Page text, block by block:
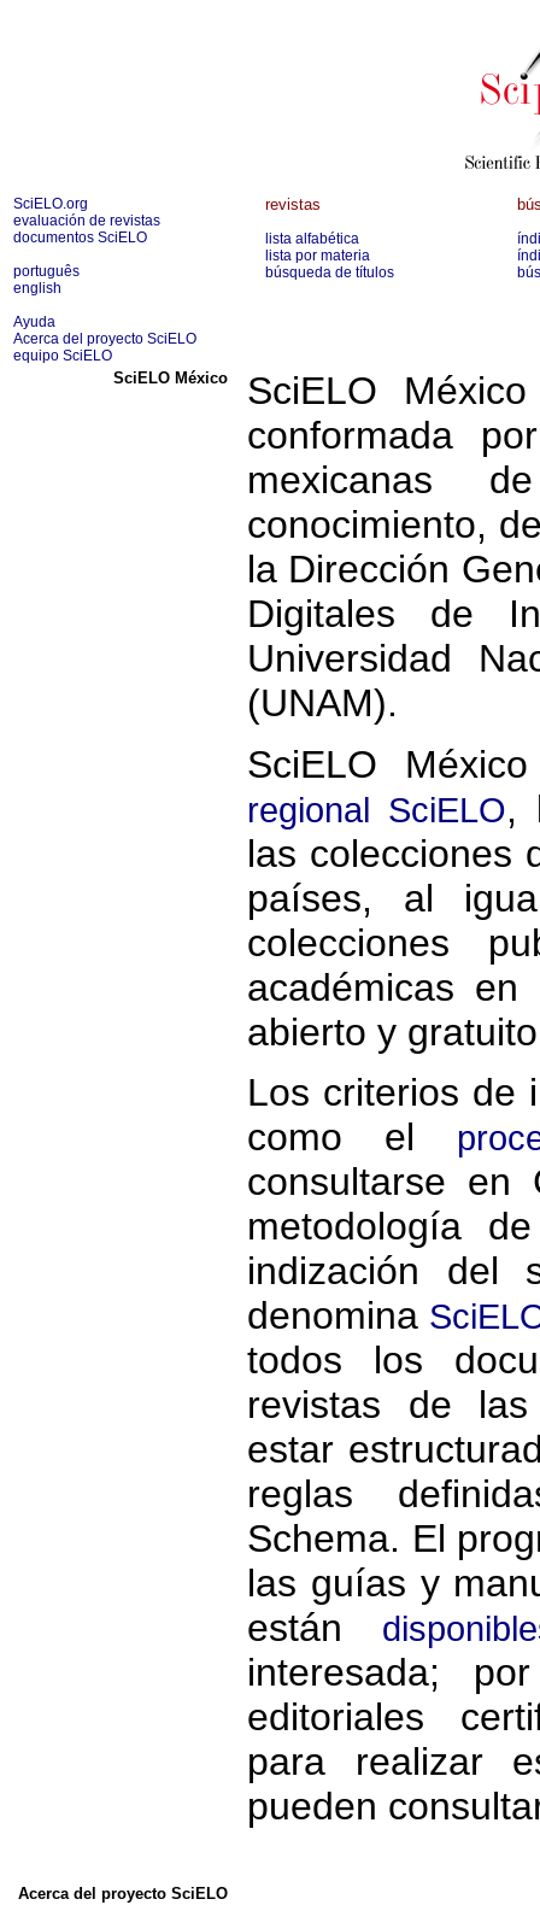
SciELO.org
evaluación de revistas
documentos SciELO
português
english
Ayuda
Acerca del proyecto SciELO
equipo SciELO
revistas
lista alfabética
lista por materia
búsqueda de títulos
SciELO México
SciELO
conformada
mexicanas
conocimiento,
la Dirección
Digitales de
Universidad
(UNAM).
SciELO
regional SciELO,
las colecciones
países, al
colecciones
académicas
abierto y
Los criterios de
como el
consultarse en
metodología
indización del
denomina
todos los
revistas de las
estar
reglas
Schema. El
las guías y
están
interesada;
editoriales
para realizar
pueden
Acerca del proyecto SciELO